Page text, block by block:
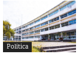
Política